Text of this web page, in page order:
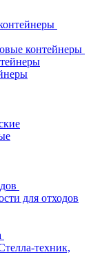
контейнеры
для отходов
техник,